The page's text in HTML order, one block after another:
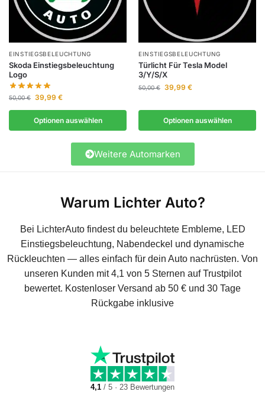
EINSTIEGSBELEUCHTUNG
Skoda Einstiegsbeleuchtung
Logo
50,00€ 39,99 €
Optionen auswählen
EINSTIEGSBELEUCHTUNG
Türlicht Für Tesla Model
3/Y/S/X
50,00€ 39,99 €
Optionen auswählen
Weitere Automarken
Warum Lichter Auto?
Bei LichterAuto findest du beleuchtete Embleme, LED
Einstiegsbeleuchtung, Nabendeckel und dynamische
Rückleuchten — alles einfach für dein Auto nachrüsten. Von
unseren Kunden mit 4,1 von 5 Sternen auf Trustpilot
bewertet. Kostenloser Versand ab 50 € und 30 Tage
Rückgabe inklusive
4,1 / 5 · 23 Bewertungen